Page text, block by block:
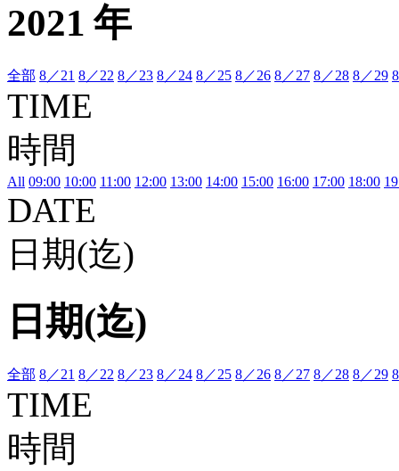
2021 年
全部 8／21 8／22 8／23 8／24 8／25 8／26 8／27 8／28 8／29
TIME
時間
All 09:00 10:00 11:00 12:00 13:00 14:00 15:00 16:00 17:00 18:00
DATE
日期(迄)
日期(迄)
全部 8／21 8／22 8／23 8／24 8／25 8／26 8／27 8／28 8／29
TIME
時間